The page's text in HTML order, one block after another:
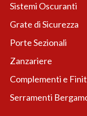
Sistemi Oscuranti
Grate di Sicurezza
Porte Sezionali
Zanzariere
Complementi e
Serramenti